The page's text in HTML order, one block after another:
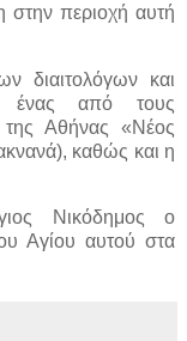
περιοχή αυτή
διαιτολόγων και
ένας από τους
της Αθήνας «Νέος
καθώς και η
Νικόδημος ο
Αγίου αυτού στα